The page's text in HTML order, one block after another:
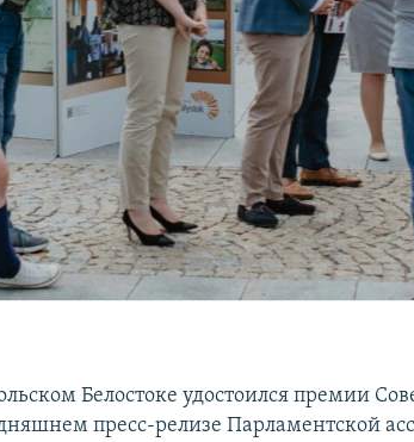
Белостоке удостоился премии
пресс-релизе Парламентской